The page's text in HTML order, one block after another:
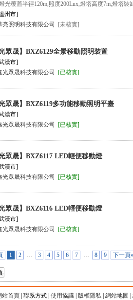
光覆蓋半徑120m,照度200Lux,燈塔高度7m,燈塔裝
州市]
亮照明科技有限公司
[未核實]
光眾晟】BXZ6129全景移動照明裝置
漢市]
光眾晟科技有限公司
[已核實]
光眾晟】BXZ6119多功能移動照明平臺
漢市]
光眾晟科技有限公司
[已核實]
光眾晟】BXZ6117 LED輕便移動燈
漢市]
光眾晟科技有限公司
[已核實]
光眾晟】BXZ6116 LED輕便移動燈
漢市]
光眾晟科技有限公司
[已核實]
1 2 … 3 4 5 6 7 … 8 9 下一頁
站首頁| 聯系方式| 使用協議| 版權隱私| 網站地圖